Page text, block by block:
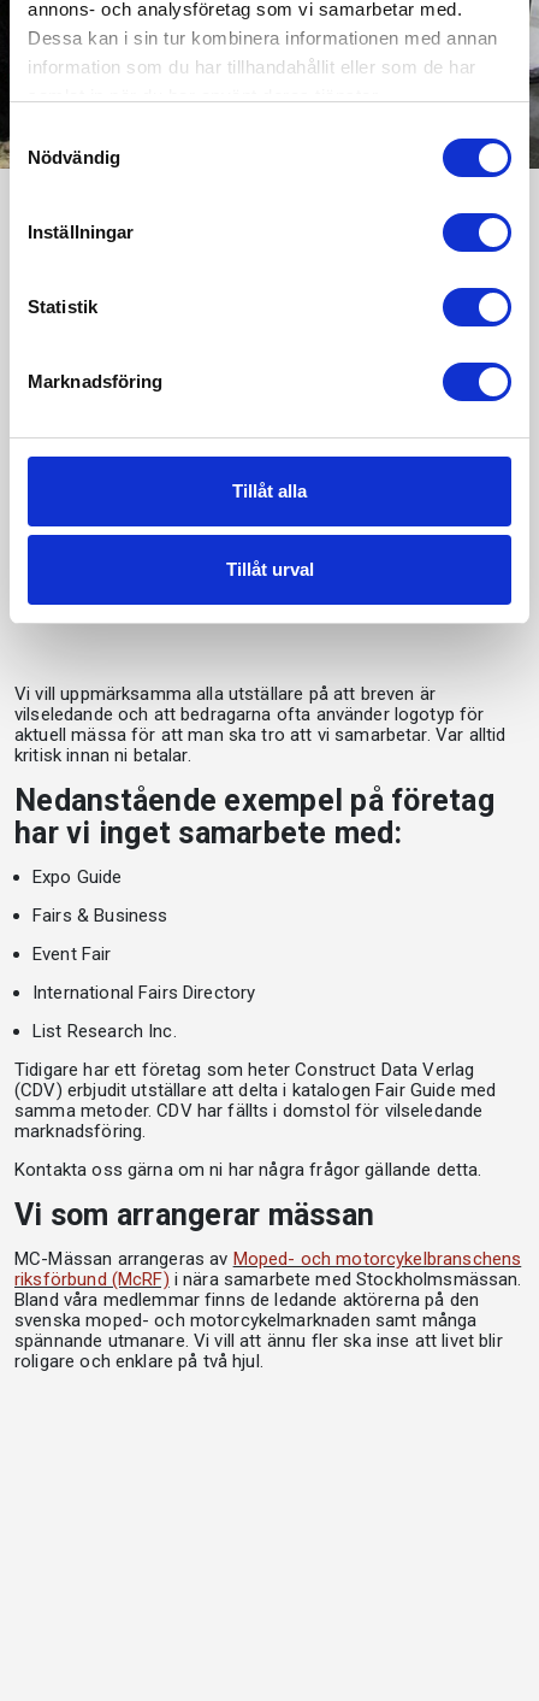
annons- och analysföretag som vi samarbetar med.
Dessa kan i sin tur kombinera informationen med annan
information som du har tillhandahållit eller som de har
Samtyckesval
Nödvändig
Inställningar
Statistik
Marknadsföring
Tillåt alla
Tillåt urval
Varning för företag
samarbeta med MC-
Stockholmsmässan!
Många av våra tidigare utställare får fakturor från företag som
erbjuder våra kunder att delta i olika kataloger mot en kostnad.
Ingen av de mässor som arrangeras av MC-Branschen eller
Stockholmsmässan står bakom deras ”kataloger”.
Vi vill uppmärksamma alla utställare på att breven är
vilseledande och att bedragarna ofta använder logotyp för
aktuell mässa för att man ska tro att vi samarbetar. Var alltid
kritisk innan ni betalar.
Nedanstående exempel på företag
har vi inget samarbete med:
Expo Guide
Fairs & Business
Event Fair
International Fairs Directory
List Research Inc.
Tidigare har ett företag som heter Construct Data Verlag
(CDV) erbjudit utställare att delta i katalogen Fair Guide med
samma metoder. CDV har fällts i domstol för vilseledande
marknadsföring.
Kontakta oss gärna om ni har några frågor gällande detta.
Vi som arrangerar mässan
MC-Mässan arrangeras av Moped- och motorcykelbranschens
riksförbund (McRF) i nära samarbete med Stockholmsmässan.
Bland våra medlemmar finns de ledande aktörerna på den
svenska moped- och motorcykelmarknaden samt många
spännande utmanare. Vi vill att ännu fler ska inse att livet blir
roligare och enklare på två hjul.